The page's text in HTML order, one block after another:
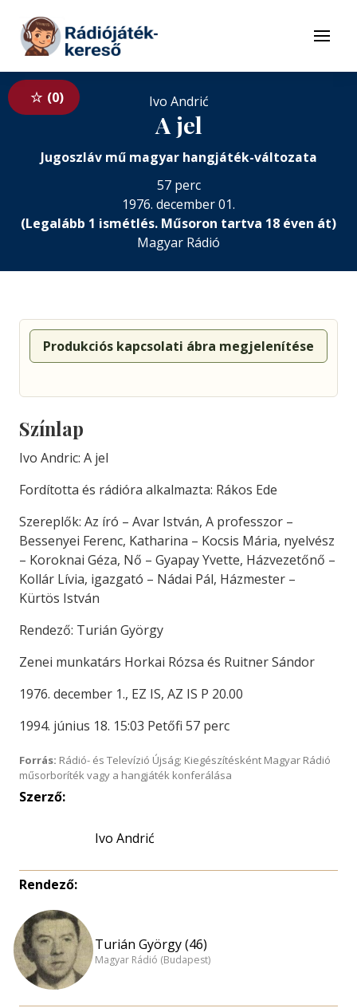
Tovább a tartalomhoz
Menü
0 Ivo Andrić
A jel
Jugoszláv mű magyar hangjáték-változata
57 perc
1976. december 01.
(Legalább 1 ismétlés. Műsoron tartva 18 éven át)
Magyar Rádió
Produkciós kapcsolati ábra megjelenítése
Színlap
Ivo Andric: A jel
Fordította és rádióra alkalmazta: Rákos Ede
Szereplők: Az író – Avar István, A professzor –
Bessenyei Ferenc, Katharina – Kocsis Mária, nyelvész
– Koroknai Géza, Nő – Gyapay Yvette, Házvezetőnő –
Kollár Lívia, igazgató – Nádai Pál, Házmester –
Kürtös István
Rendező: Turián György
Zenei munkatárs Horkai Rózsa és Ruitner Sándor
1976. december 1., EZ IS, AZ IS P 20.00
1994. június 18. 15:03 Petőfi 57 perc
Forrás: Rádió- és Televízió Újság; Kiegészítésként Magyar Rádió
műsorboríték vagy a hangjáték konferálása
Szerző:
Ivo Andrić
Rendező:
Turián György (46)
Magyar Rádió (Budapest)